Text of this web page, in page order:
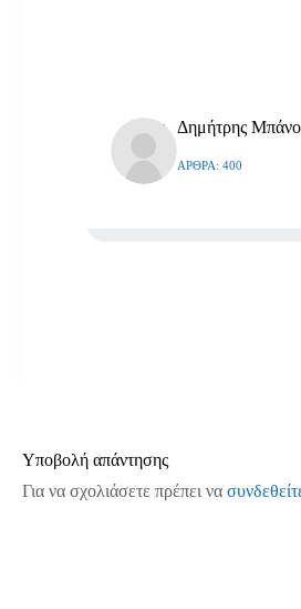
Δημήτρης
ΆΡΘΡΑ: 400
Υποβολή απάντησης
Για να σχολιάσετε πρέπει να